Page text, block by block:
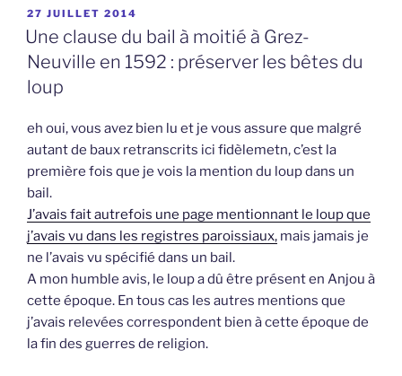
PUBLIÉ
LE
27 JUILLET 2014
Une clause du bail à moitié à Grez-
Neuville en 1592 : préserver les bêtes du
loup
eh oui, vous avez bien lu et je vous assure que malgré
autant de baux retranscrits ici fidèlemetn, c’est la
première fois que je vois la mention du loup dans un
bail.
J’avais fait autrefois une page mentionnant le loup que
j’avais vu dans les registres paroissiaux, mais jamais je
ne l’avais vu spécifié dans un bail.
A mon humble avis, le loup a dû être présent en Anjou à
cette époque. En tous cas les autres mentions que
j’avais relevées correspondent bien à cette époque de
la fin des guerres de religion.